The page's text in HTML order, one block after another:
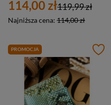
114,00 zł
Najniższa cena: 114,00 zł
119,99 zł
PROMOCJA